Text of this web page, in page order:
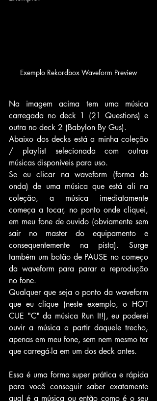
Exemplo Rekordbox Waveform Preview
Na imagem acima tem uma música
carregada no deck 1 (21 Questions) e
outra no deck 2 (Babylon By Gus).
Abaixo dos decks está a minha coleção
/ playlist selecionada com outras
músicas disponíveis para uso.
Se eu clicar na waveform (forma de
onda) de uma música que está ali na
coleção, a música imediatamente
começa a tocar, no ponto onde cliquei,
em meu fone de ouvido (obviamente sem
sair no master do equipamento e
consequentemente na pista). Surge
também um botão de PAUSE no começo
da waveform para parar a reprodução
no fone.
Qualquer que seja o ponto da waveform
que eu clique (neste exemplo, o HOT
CUE "C" da música Run It!), eu poderei
ouvir a música a partir daquele trecho,
apenas em meu fone, sem nem mesmo ter
que carregá-la em um dos deck antes.
Essa é uma forma super prática e rápida
para você conseguir saber exatamente
qual é a música ou então como é o seu